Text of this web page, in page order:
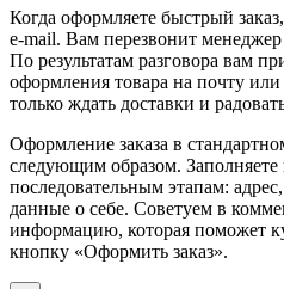
Когда оформляете быстрый
e-mail. Вам перезвонит менеджер
По результатам разговора вам
оформления товара на почту
только ждать доставки и
Оформление заказа в
следующим образом.
последовательным этапам:
данные о себе. Советуем в
информацию, которая поможет
кнопку «Оформить заказ».